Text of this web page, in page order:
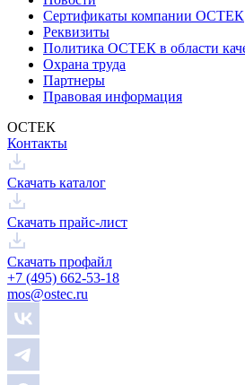
Сертификаты компании ОСТЕК
Реквизиты
Политика ОСТЕК в области
Охрана труда
Партнеры
Правовая информация
ОСТЕК
Контакты
Скачать каталог
Скачать прайс-лист
Скачать профайл
+7 (495) 662-53-18
mos@ostec.ru